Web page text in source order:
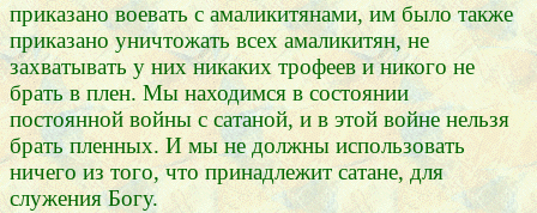
приказано воевать с амаликитянами, им было также
приказано уничтожать всех амаликитян, не
захватывать у них никаких трофеев и никого не
брать в плен. Мы находимся в состоянии
постоянной войны с сатаной, и в этой войне нельзя
брать пленных. И мы не должны использовать
ничего из того, что принадлежит сатане, для
служения Богу.